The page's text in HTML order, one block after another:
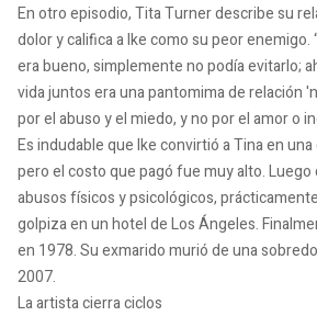
En otro episodio, Tita Turner describe su
dolor y califica a Ike como su peor enemigo.
era bueno, simplemente no podía evitarlo;
vida juntos era una pantomima de relación
por el abuso y el miedo, y no por el amor o
Es indudable que Ike convirtió a Tina en
pero el costo que pagó fue muy alto.
abusos físicos y psicológicos,
golpiza en un hotel de Los Ángeles.
en 1978. Su exmarido murió de una
2007.
La artista cierra ciclos